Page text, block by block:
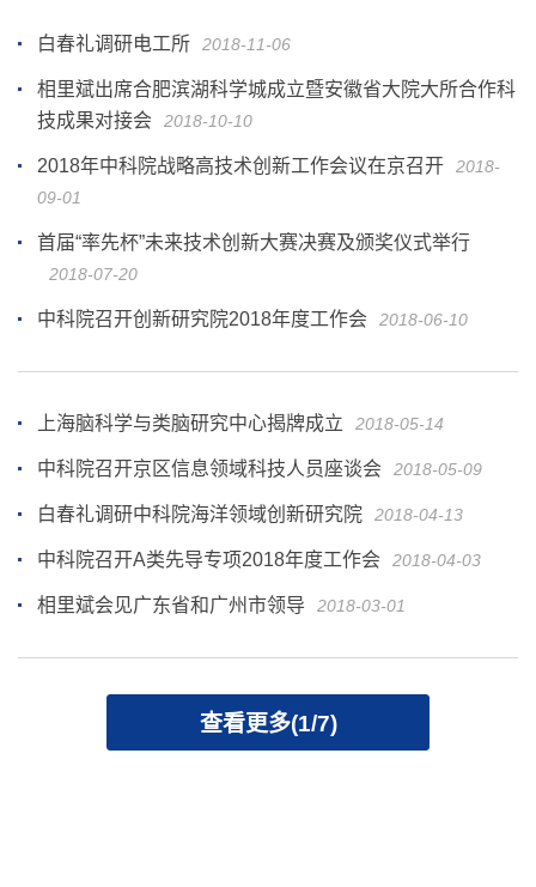
白春礼调研电工所 2018-11-06
相里斌出席合肥滨湖科学城成立暨安徽省大院大所合作科
技成果对接会
2018-10-10
2018年中科院战略高技术创新工作会议在京召开
2018-
09-01
首届“率先杯”未来技术创新大赛决赛及颁奖仪式举行
2018-07-20
中科院召开创新研究院2018年度工作会 2018-06-10
上海脑科学与类脑研究中心揭牌成立 2018-05-14
中科院召开京区信息领域科技人员座谈会 2018-05-09
白春礼调研中科院海洋领域创新研究院 2018-04-13
中科院召开A类先导专项2018年度工作会 2018-04-03
相里斌会见广东省和广州市领导 2018-03-01
查看更多(1/7)